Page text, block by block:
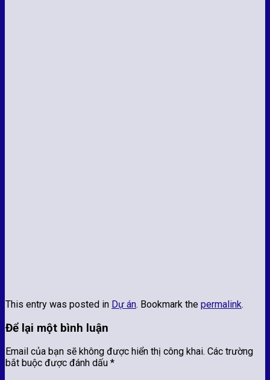
This entry was posted in Dự án. Bookmark the permalink.
Để lại một bình luận
Email của bạn sẽ không được hiển thị công khai. Các trường
bắt buộc được đánh dấu *